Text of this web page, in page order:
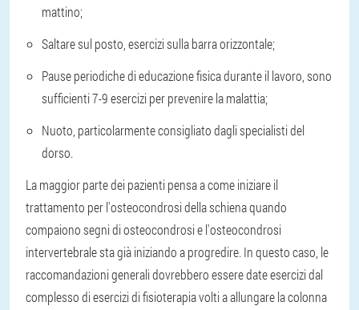
mattino;
Saltare sul posto, esercizi sulla barra orizzontale;
Pause periodiche di educazione fisica durante il lavoro, sono
sufficienti 7-9 esercizi per prevenire la malattia;
Nuoto, particolarmente consigliato dagli specialisti del
dorso.
La maggior parte dei pazienti pensa a come iniziare il
trattamento per l'osteocondrosi della schiena quando
compaiono segni di osteocondrosi e l'osteocondrosi
intervertebrale sta già iniziando a progredire. In questo caso, le
raccomandazioni generali dovrebbero essere date esercizi dal
complesso di esercizi di fisioterapia volti a allungare la colonna